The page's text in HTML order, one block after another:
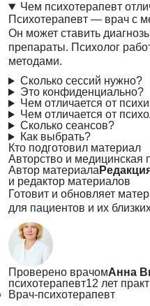
Чем психотерапевт
Психотерапевт — врач с
Он может ставить
препараты. Психолог
методами.
Сколько сессий нужно?
Это конфиденциально?
Чем отличается от
Чем отличается от
Сколько сеансов?
Как выбрать?
Кто подготовил материал
Авторство и медицинская
Автор материала
и редактор материалов
Готовит и обновляет
для пациентов и их
Проверено врачомАнна
психотерапевт12 лет
Врач-психотерапевт